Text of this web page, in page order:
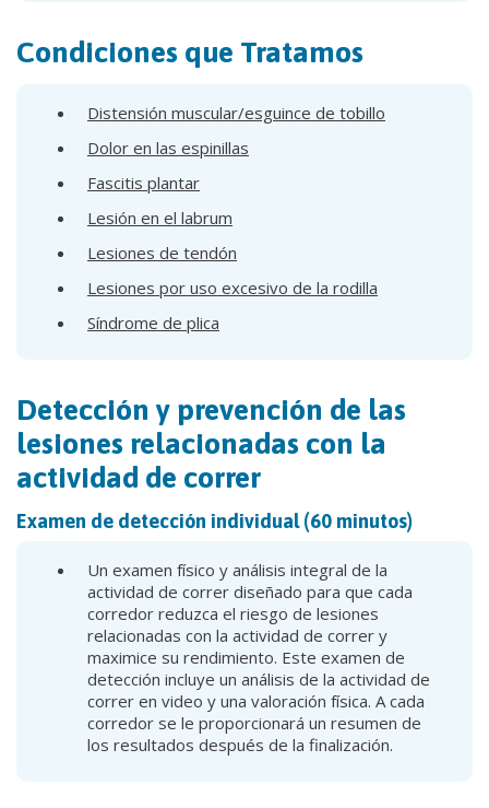
Condiciones que Tratamos
Distensión muscular/esguince de tobillo
Dolor en las espinillas
Fascitis plantar
Lesión en el labrum
Lesiones de tendón
Lesiones por uso excesivo de la rodilla
Síndrome de plica
Detección y prevención de las
lesiones relacionadas con la
actividad de correr
Examen de detección individual (60 minutos)
Un examen físico y análisis integral de la
actividad de correr diseñado para que cada
corredor reduzca el riesgo de lesiones
relacionadas con la actividad de correr y
maximice su rendimiento. Este examen de
detección incluye un análisis de la actividad de
correr en video y una valoración física. A cada
corredor se le proporcionará un resumen de
los resultados después de la finalización.